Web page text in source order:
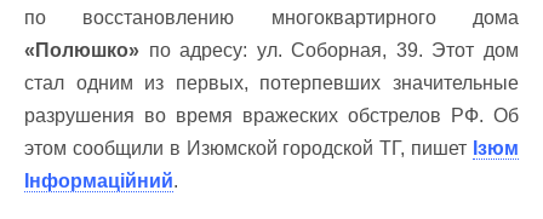
по восстановлению многоквартирного дома
«Полюшко» по адресу: ул. Соборная, 39. Этот дом
стал одним из первых, потерпевших значительные
разрушения во время вражеских обстрелов РФ. Об
этом сообщили в Изюмской городской ТГ, пишет Ізюм
Інформаційний.